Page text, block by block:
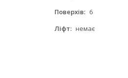
Поверхів: 6
Ліфт: немає